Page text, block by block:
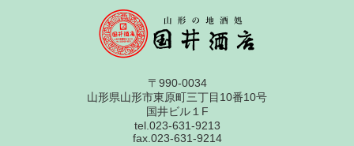
〒990-0034
山形県山形市東原町三丁目10番10号
国井ビル１F
tel.023-631-9213
fax.023-631-9214